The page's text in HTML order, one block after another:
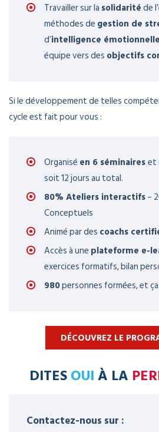
Travailler sur la solidaritéde
méthodes de gestion de
d’intelligence émotionnelle
équipe vers des objectifs
Si le développement de telles
cycle est fait pour vous :
Organisé en 6 séminaireset
soit 12 jours au total.
80% Ateliers interactifs–
Conceptuels
Animé par des coachs
Accès à une plateforme e-
exercices formatifs, bilan
980personnes formées, et
DÉCOUVREZ LE
DITESOUIÀ LA
Contactez-nous sur :